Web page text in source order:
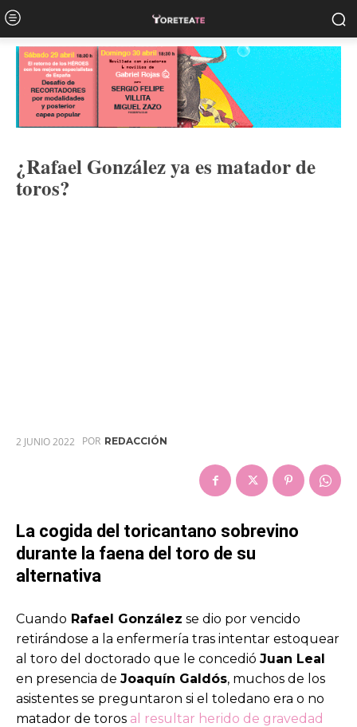
¿Rafael González ya es matador de
toros?
2 JUNIO 2022 POR REDACCIÓN
La cogida del toricantano sobrevino
durante la faena del toro de su
alternativa
Cuando Rafael González se dio por vencido
retirándose a la enfermería tras intentar estoquear
al toro del doctorado que le concedió Juan Leal
en presencia de Joaquín Galdós, muchos de los
asistentes se preguntaron si el toledano era o no
matador de toros al resultar herido de gravedad